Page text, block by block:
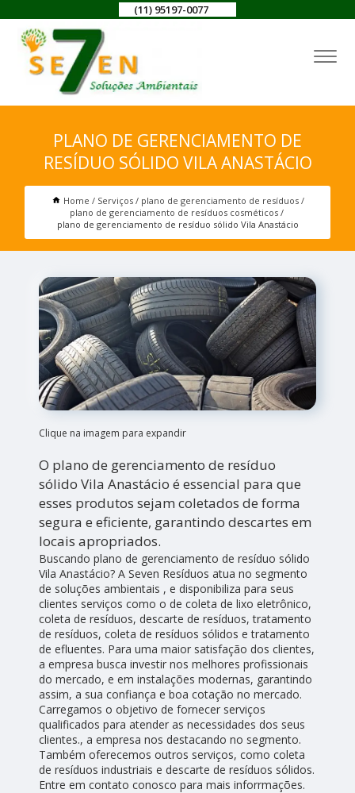
(11) 95197-0077
PLANO DE GERENCIAMENTO DE
RESÍDUO SÓLIDO VILA ANASTÁCIO
Home Serviços
plano de gerenciamento de resíduos
plano de gerenciamento de resíduos cosméticos
plano de gerenciamento de resíduo sólido Vila Anastácio
Clique na imagem para expandir
O plano de gerenciamento de resíduo
sólido Vila Anastácio é essencial para que
esses produtos sejam coletados de forma
segura e eficiente, garantindo descartes em
locais apropriados.
Buscando plano de gerenciamento de resíduo sólido
Vila Anastácio? A Seven Resíduos atua no segmento
de soluções ambientais , e disponibiliza para seus
clientes serviços como o de coleta de lixo eletrônico,
coleta de resíduos, descarte de resíduos, tratamento
de resíduos, coleta de resíduos sólidos e tratamento
de efluentes. Para uma maior satisfação dos clientes,
a empresa busca investir nos melhores profissionais
do mercado, e em instalações modernas, garantindo
assim, a sua confiança e boa cotação no mercado.
Carregamos o objetivo de fornecer serviços
qualificados para atender as necessidades dos seus
clientes., a empresa nos destacando no segmento.
Também oferecemos outros serviços, como coleta
de resíduos industriais e descarte de resíduos sólidos.
Entre em contato conosco para mais inforrmações.